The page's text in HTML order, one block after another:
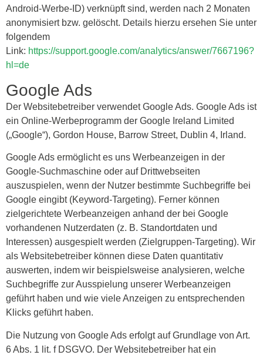
Android-Werbe-ID) verknüpft sind, werden nach 2 Monaten
anonymisiert bzw. gelöscht. Details hierzu ersehen Sie unter
folgendem
Link: https://support.google.com/analytics/answer/7667196?
hl=de
Google Ads
Der Websitebetreiber verwendet Google Ads. Google Ads ist
ein Online-Werbeprogramm der Google Ireland Limited
(„Google“), Gordon House, Barrow Street, Dublin 4, Irland.
Google Ads ermöglicht es uns Werbeanzeigen in der
Google-Suchmaschine oder auf Drittwebseiten
auszuspielen, wenn der Nutzer bestimmte Suchbegriffe bei
Google eingibt (Keyword-Targeting). Ferner können
zielgerichtete Werbeanzeigen anhand der bei Google
vorhandenen Nutzerdaten (z. B. Standortdaten und
Interessen) ausgespielt werden (Zielgruppen-Targeting). Wir
als Websitebetreiber können diese Daten quantitativ
auswerten, indem wir beispielsweise analysieren, welche
Suchbegriffe zur Ausspielung unserer Werbeanzeigen
geführt haben und wie viele Anzeigen zu entsprechenden
Klicks geführt haben.
Die Nutzung von Google Ads erfolgt auf Grundlage von Art.
6 Abs. 1 lit. f DSGVO. Der Websitebetreiber hat ein